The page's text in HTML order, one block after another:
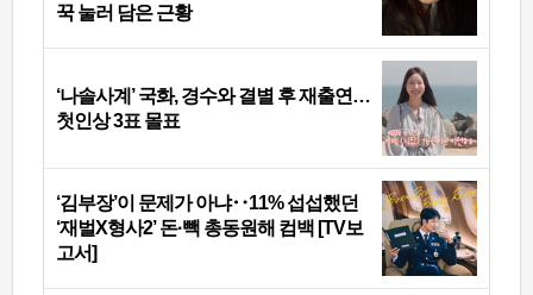
꾹 눌러 담은 근황
‘나솔사계’ 국화, 경수와 결별 후 재출연…
첫인상 3표 몰표
‘김부장’이 문제가 아냐‥11% 섭섭했던
‘재벌X형사2’ 돈·빽 총동원해 컴백 [TV보
고서]